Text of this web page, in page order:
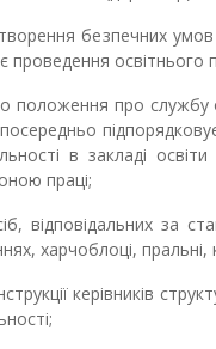
безпечних
освітнього
положення про службу
в закладі
праці;
відповідальних за
харчоблоці,
керівників